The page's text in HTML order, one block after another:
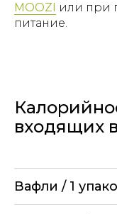
MOOZI или при
питание.
входящих
Вафли / 1
О НАС
КАТАЛОГ
КУПИТЬ
ДЕКЛАРАЦИИ
ДОСТАВКА
ОТВЕТИМ НА ЛЮБЫЕ
ВОПРОСЫ: